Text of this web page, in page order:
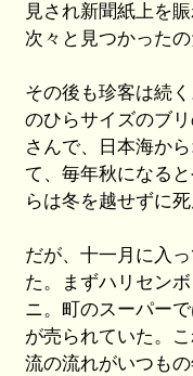
見され新聞紙上を
次々と見つかったの
その後も珍客は続
のひらサイズのブ
さんで、日本海か
て、毎年秋になる
らは冬を越せずに
だが、十一月に入
た。まずハリセン
ニ。町のスーパー
が売られていた。
流の流れがいつも